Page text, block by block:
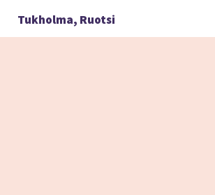
Tukholma, Ruotsi